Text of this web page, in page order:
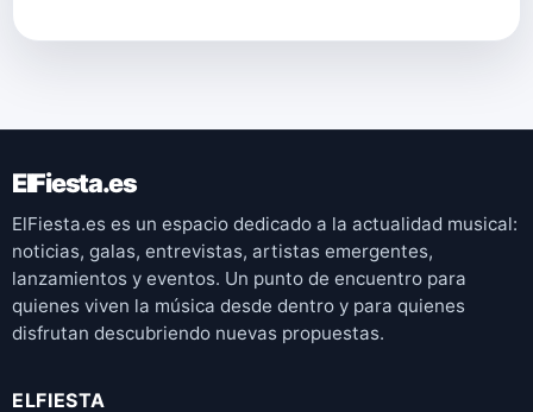
ElFiesta.es
ElFiesta.es es un espacio dedicado a la actualidad musical:
noticias, galas, entrevistas, artistas emergentes,
lanzamientos y eventos. Un punto de encuentro para
quienes viven la música desde dentro y para quienes
disfrutan descubriendo nuevas propuestas.
ELFIESTA